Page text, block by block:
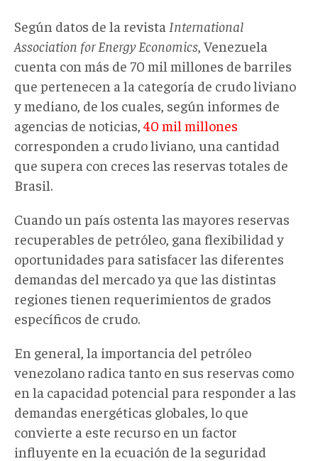
Según datos de la revista International
Association for Energy Economics , Venezuela
cuenta con más de 70 mil millones de barriles
que pertenecen a la categoría de crudo liviano
y mediano, de los cuales, según informes de
agencias de noticias, 40 mil millones
corresponden a crudo liviano, una cantidad
que supera con creces las reservas totales de
Brasil.
Cuando un país ostenta las mayores reservas
recuperables de petróleo, gana flexibilidad y
oportunidades para satisfacer las diferentes
demandas del mercado ya que las distintas
regiones tienen requerimientos de grados
específicos de crudo.
En general, la importancia del petróleo
venezolano radica tanto en sus reservas como
en la capacidad potencial para responder a las
demandas energéticas globales, lo que
convierte a este recurso en un factor
influyente en la ecuación de la seguridad